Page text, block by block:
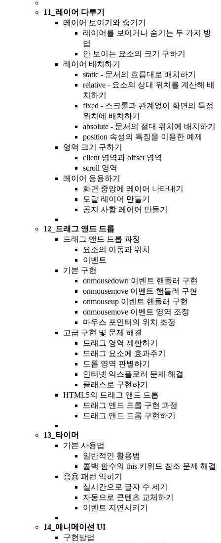
11_레이어 다루기
레이어 보이기와 숨기기
레이어를 보이거나 숨기는 두 가지 방
법
안 보이는 요소의 크기 구하기
레이어 배치하기
static - 문서의 흐름대로 배치하기
relative - 요소의 상대 위치를 계산해 배
치하기
fixed - 스크롤과 관계없이 화면의 특정
위치에 배치하기
absolute - 문서의 절대 위치에 배치하기
position 속성의 특징을 이용한 예제
영역 크기 구하기
client 영역과 offset 영역
scroll 영역
레이어 응용하기
화면 중앙에 레이어 나타내기
모달 레이어 만들기
공지 사항 레이어 만들기
12_드래그 앤드 드롭
드래그 앤드 드롭 과정
요소의 이동과 위치
이벤트
기본 구현
onmousedown 이벤트 핸들러 구현
onmousemove 이벤트 핸들러 구현
onmouseup 이벤트 핸들러 구현
onmousemove 이벤트 영역 조정
마우스 포인터의 위치 조정
고급 구현 및 문제 해결
드래그 영역 제한하기
드래그 요소에 효과주기
드롭 영역 판별하기
인터넷 익스플로러 문제 해결
클래스로 구현하기
HTML5의 드래그 앤드 드롭
드래그 앤드 드롭 구현 과정
드래그 앤드 드롭 구현하기
13_타이머
기본 사용법
일반적인 활용법
콜백 함수의 this 키워드 참조 문제 해결
응용 패턴 익히기
실시간으로 글자 수 세기
자동으로 콘텐츠 교체하기
이벤트 지연시키기
14_애니메이션 UI
구현방법